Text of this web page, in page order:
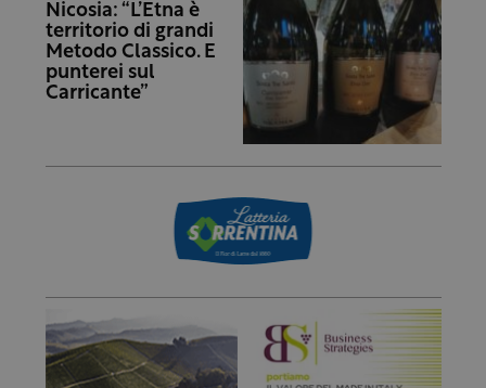
Nicosia: “L’Etna è
territorio di grandi
Metodo Classico. E
punterei sul
Carricante”